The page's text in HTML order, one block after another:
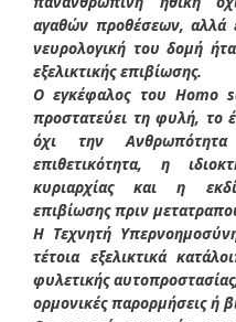
αγαθών προθέσεων, αλλά
νευρολογική του δομή
εξελικτικής επιβίωσης.
Ο εγκέφαλος του Homo
προστατεύει τη φυλή, το
όχι την
επιθετικότητα, η
κυριαρχίας και η
επιβίωσης πριν
Η Τεχνητή
τέτοια εξελικτικά
φυλετικής
ορμονικές παρορμήσεις ή